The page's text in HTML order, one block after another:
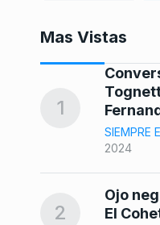
Mas Vistas
1
SIEMPRE
2024
2
Ojo
El